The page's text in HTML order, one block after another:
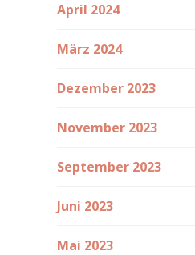
April 2024
März 2024
Dezember 2023
November 2023
September 2023
Juni 2023
Mai 2023